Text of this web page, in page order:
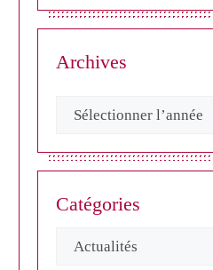
Archives
Catégories